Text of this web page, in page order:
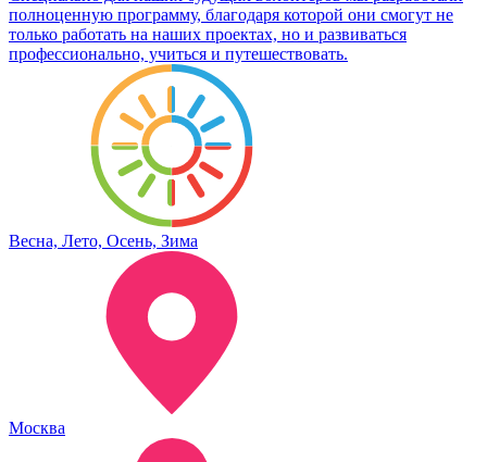
полноценную программу, благодаря которой они смогут не
только работать на наших проектах, но и развиваться
профессионально, учиться и путешествовать.
Весна, Лето, Осень, Зима
Москва